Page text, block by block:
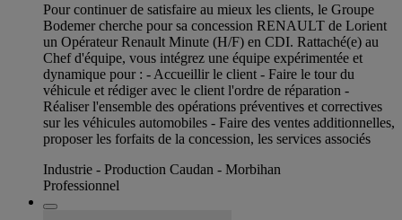
Pour continuer de satisfaire au mieux les clients, le Groupe
Bodemer cherche pour sa concession RENAULT de Lorient
un Opérateur Renault Minute (H/F) en CDI. Rattaché(e) au
Chef d'équipe, vous intégrez une équipe expérimentée et
dynamique pour : - Accueillir le client - Faire le tour du
véhicule et rédiger avec le client l'ordre de réparation -
Réaliser l'ensemble des opérations préventives et correctives
sur les véhicules automobiles - Faire des ventes additionnelles,
proposer les forfaits de la concession, les services associés
Industrie - Production Caudan - Morbihan
Professionnel